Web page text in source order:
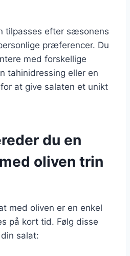
tilpasses efter sæsonens
præferencer. Du
med forskellige
tahinidressing eller en
at give salaten et unikt
du en
oliven trin
med oliven er en enkel
på kort tid. Følg disse
salat: